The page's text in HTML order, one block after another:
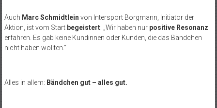
Auch Marc Schmidtlein von Intersport Borgmann, Initiator der
Aktion, ist vom Start begeistert: „Wir haben nur positive Resonanz
erfahren. Es gab keine Kundinnen oder Kunden, die das Bändchen
nicht haben wollten.“
Alles in allem: Bändchen gut – alles gut.